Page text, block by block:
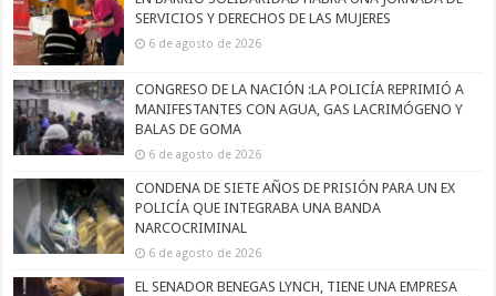
SERVICIOS Y DERECHOS DE LAS MUJERES
6 de agosto de 2026
CONGRESO DE LA NACIÓN :LA POLICÍA REPRIMIÓ A
MANIFESTANTES CON AGUA, GAS LACRIMÓGENO Y
BALAS DE GOMA
6 de agosto de 2026
CONDENA DE SIETE AÑOS DE PRISIÓN PARA UN EX
POLICÍA QUE INTEGRABA UNA BANDA
NARCOCRIMINAL
6 de agosto de 2026
EL SENADOR BENEGAS LYNCH, TIENE UNA EMPRESA